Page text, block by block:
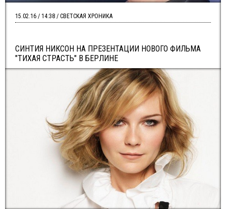
СИНТИЯ НИКСОН НА ПРЕЗЕНТАЦИИ НОВОГО ФИЛЬМА
"ТИХАЯ СТРАСТЬ" В БЕРЛИНЕ
15.02.16 / 14:38 / СВЕТСКАЯ ХРОНИКА